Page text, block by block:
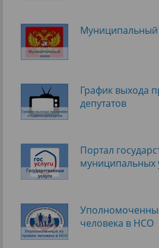
Муниципальный
График выхода
депутатов
Портал
муниципальных
человека в НСО